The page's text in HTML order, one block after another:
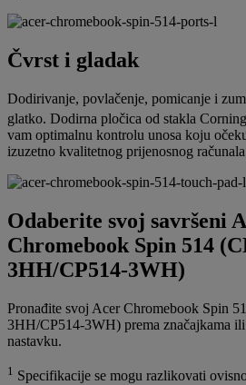
Čvrst i gladak
Dodirivanje, povlačenje, pomicanje i
glatko. Dodirna pločica od stakla Corning
vam optimalnu kontrolu unosa koju
izuzetno kvalitetnog prijenosnog
Odaberite svoj savršeni
Chromebook Spin 514
3HH/CP514-3WH)
Pronađite svoj Acer Chromebook Spin
3HH/CP514-3WH) prema značajkama
nastavku.
1 Specifikacije se mogu razlikovati